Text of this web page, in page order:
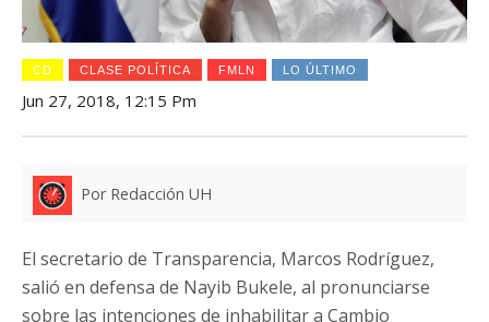
CD CLASE POLÍTICA FMLN LO ÚLTIMO
Jun 27, 2018, 12:15 Pm
Por Redacción UH
El secretario de Transparencia, Marcos Rodríguez,
salió en defensa de Nayib Bukele, al pronunciarse
sobre las intenciones de inhabilitar a Cambio